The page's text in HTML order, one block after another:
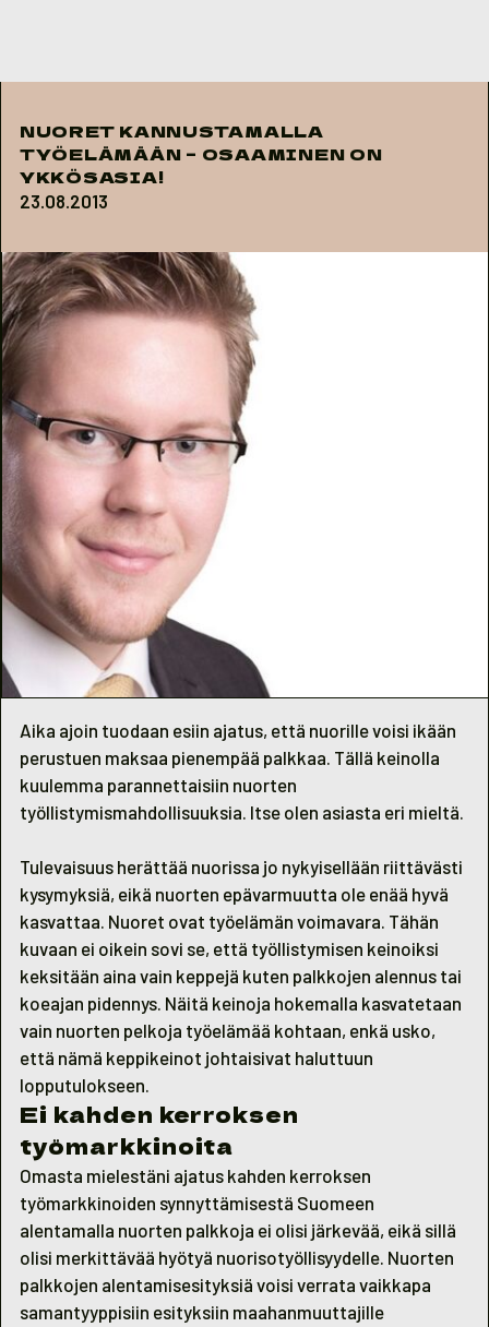
NUORET KANNUSTAMALLA
TYÖELÄMÄÄN – OSAAMINEN ON
YKKÖSASIA!
23.08.2013
Aika ajoin tuodaan esiin ajatus, että nuorille voisi ikään
perustuen maksaa pienempää palkkaa. Tällä keinolla
kuulemma parannettaisiin nuorten
työllistymismahdollisuuksia. Itse olen asiasta eri mieltä.
Tulevaisuus herättää nuorissa jo nykyisellään riittävästi
kysymyksiä, eikä nuorten epävarmuutta ole enää hyvä
kasvattaa. Nuoret ovat työelämän voimavara. Tähän
kuvaan ei oikein sovi se, että työllistymisen keinoiksi
keksitään aina vain keppejä kuten palkkojen alennus tai
koeajan pidennys. Näitä keinoja hokemalla kasvatetaan
vain nuorten pelkoja työelämää kohtaan, enkä usko,
että nämä keppikeinot johtaisivat haluttuun
lopputulokseen.
Ei kahden kerroksen
työmarkkinoita
Omasta mielestäni ajatus kahden kerroksen
työmarkkinoiden synnyttämisestä Suomeen
alentamalla nuorten palkkoja ei olisi järkevää, eikä sillä
olisi merkittävää hyötyä nuorisotyöllisyydelle. Nuorten
palkkojen alentamisesityksiä voisi verrata vaikkapa
samantyyppisiin esityksiin maahanmuuttajille